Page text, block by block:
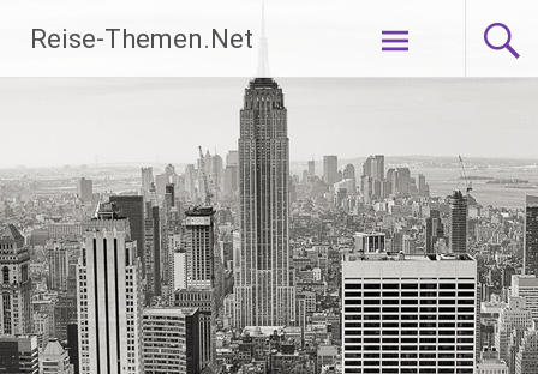
Inhalt
springen
Reise-Themen.Net